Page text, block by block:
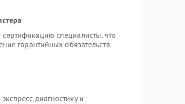
специалисты, что
гарантийных обязательств
диагностику и